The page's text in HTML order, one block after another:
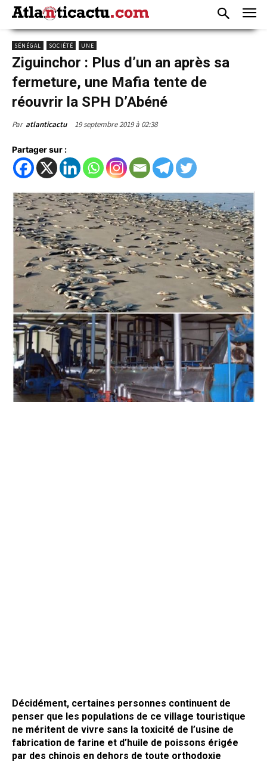
SÉNÉGAL SOCIÉTÉ UNE
Ziguinchor : Plus d’un an après sa
fermeture, une Mafia tente de
réouvrir la SPH D’Abéné
Par atlanticactu 19 septembre 2019 à 02:38
Partager sur :
Décidément, certaines personnes continuent de
penser que les populations de ce village touristique
ne méritent de vivre sans la toxicité de l’usine de
fabrication de farine et d’huile de poissons érigée
par des chinois en dehors de toute orthodoxie